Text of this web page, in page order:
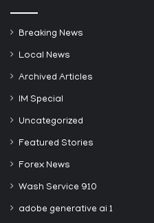
Breaking News
Local News
Archived Articles
IM Special
Uncategorized
Featured Stories
Forex News
Wash Service 910
adobe generative ai 1